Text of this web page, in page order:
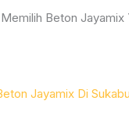
Beton
Jayamix Di